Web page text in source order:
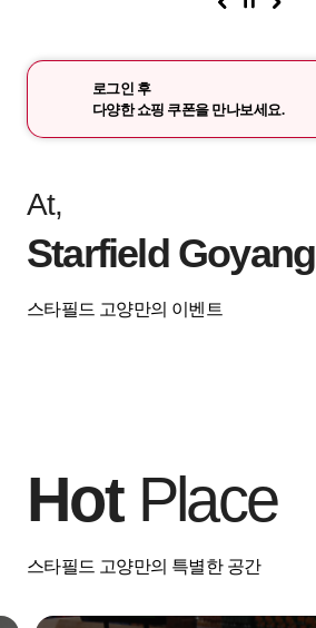
로그인 후
다양한 쇼핑 쿠폰을 만나보세요.
At,
Starfield Goyang
스타필드 고양만의 이벤트
HotPlace
스타필드 고양만의 특별한 공간